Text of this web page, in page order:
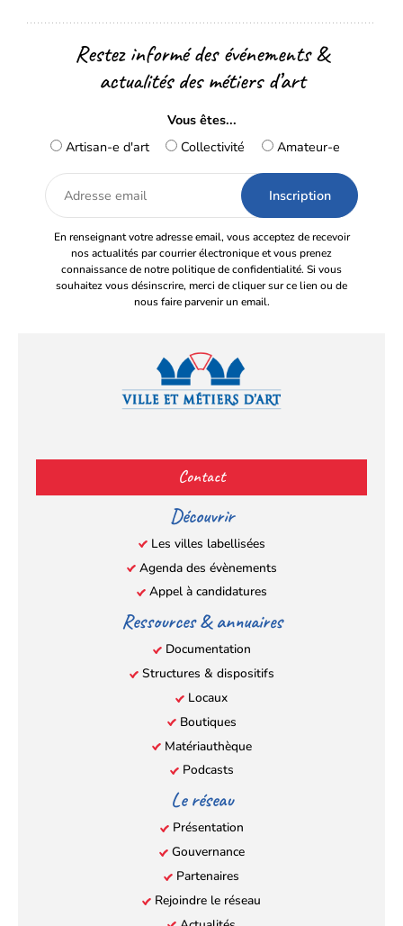
Restez informé des événements &
actualités des métiers d’art
Vous êtes...
Artisan-e d'art
Collectivité Amateur-e
Adresse
email
En renseignant votre adresse email, vous acceptez de recevoir
nos actualités par courrier électronique et vous prenez
connaissance de notre politique de confidentialité. Si vous
souhaitez vous désinscrire, merci de cliquer sur ce lien ou de
nous faire parvenir un email.
(s’ouvre
dans
un
nouvel
onglet)
(s’ouvre
dans
un
nouvel
onglet)
(s’ouvre
dans
un
nouvel
onglet)
(s’ouvre
un
nouvel
onglet)
Contact
Découvrir
Les villes labellisées
Agenda des évènements
Appel à candidatures
Ressources & annuaires
Documentation
Structures & dispositifs
Locaux
Boutiques
Matériauthèque
Podcasts
Le réseau
Présentation
Gouvernance
Partenaires
Rejoindre le réseau